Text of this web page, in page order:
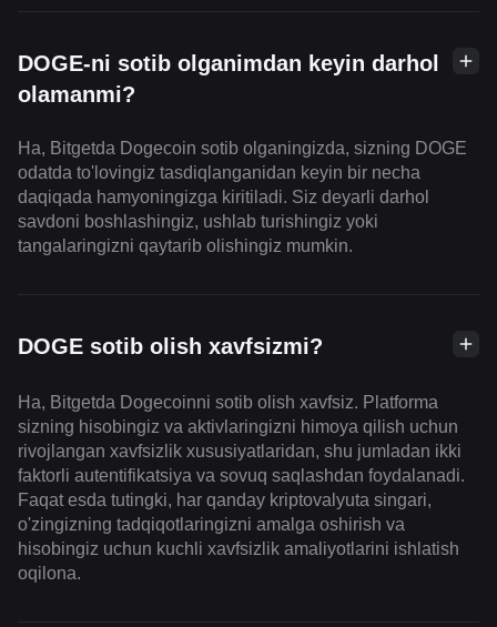
DOGE-ni sotib olganimdan keyin darhol
olamanmi?
Ha, Bitgetda Dogecoin sotib olganingizda, sizning DOGE
odatda to'lovingiz tasdiqlanganidan keyin bir necha
daqiqada hamyoningizga kiritiladi. Siz deyarli darhol
savdoni boshlashingiz, ushlab turishingiz yoki
tangalaringizni qaytarib olishingiz mumkin.
DOGE sotib olish xavfsizmi?
Ha, Bitgetda Dogecoinni sotib olish xavfsiz. Platforma
sizning hisobingiz va aktivlaringizni himoya qilish uchun
rivojlangan xavfsizlik xususiyatlaridan, shu jumladan ikki
faktorli autentifikatsiya va sovuq saqlashdan foydalanadi.
Faqat esda tutingki, har qanday kriptovalyuta singari,
o'zingizning tadqiqotlaringizni amalga oshirish va
hisobingiz uchun kuchli xavfsizlik amaliyotlarini ishlatish
oqilona.